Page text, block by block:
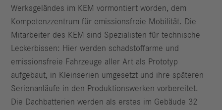
Werksgeländes im KEM vormontiert worden, dem
Kompetenzzentrum für emissionsfreie Mobilität. Die
Mitarbeiter des KEM sind Spezialisten für technische
Leckerbissen: Hier werden schad­stoffarme und
emissionsfreie Fahrzeuge aller Art als Prototyp
aufgebaut, in Kleinserien umgesetzt und ihre späteren
Serienanläufe in den Produktions­werken vorbereitet.
Die Dachbatterien werden als erstes im Gebäude 32